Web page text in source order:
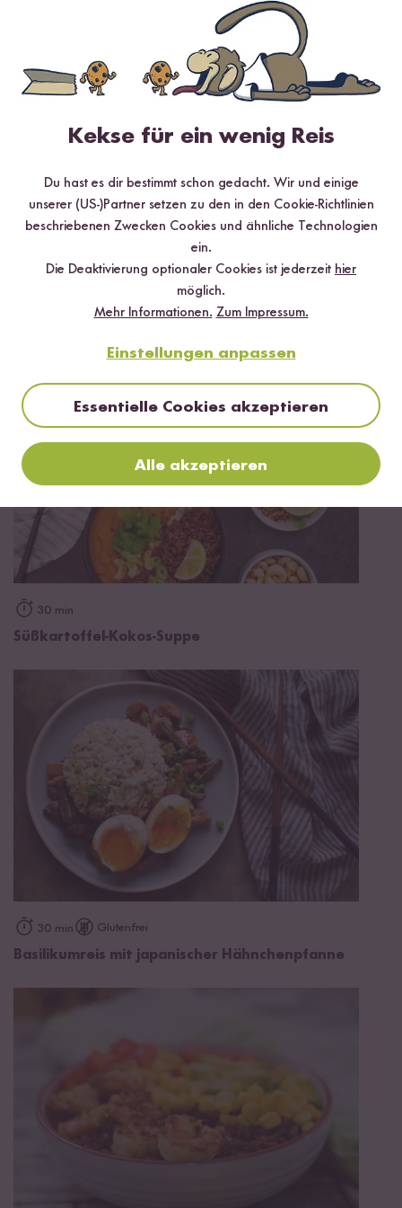
✔️ 25 leckere Rezepte aus unseren bunten Kochwelten
✔️ Von Sushi über Curry bis hin zu Desserts
✔️ Inklusive Tipps & Tricks für die Zubereitung
Jetzt sichern
*Das Digitale Rezeptbuch wird dir nach vollständiger Anmeldung zum Newsletter
Mehr Rezepte mit Roter Bio Jasmin
30 min
Süßkartoffel-Kokos-Suppe
30 min Glutenfrei
Basilikumreis mit japanischer Hähnchenpfanne
Kekse für ein wenig Reis
Du hast es dir bestimmt schon gedacht. Wir und einige
unserer (US-)Partner setzen zu den in den Cookie-Richtlinien
beschriebenen Zwecken Cookies und ähnliche Technologien
ein.
Die Deaktivierung optionaler Cookies ist jederzeit hier
möglich.
Mehr Informationen. Zum Impressum.
Einstellungen anpassen
Essentielle Cookies akzeptieren
Alle akzeptieren